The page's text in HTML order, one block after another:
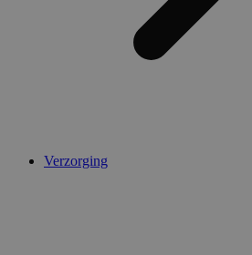
Verzorging